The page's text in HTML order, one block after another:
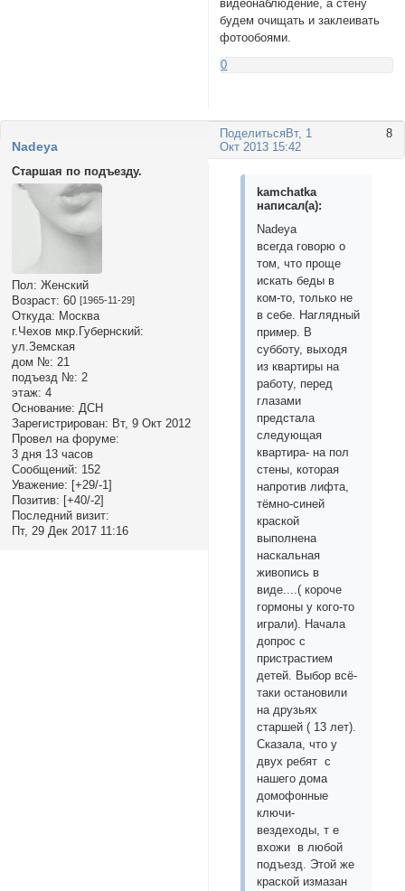
видеонаблюдение, а стену
будем очищать и заклеивать
фотообоями.
0
Поделиться 8
Вт, 1
Окт 2013 15:42
Nadeya
Старшая по подъезду.
Пол: Женский
Возраст: 60 [1965-11-29]
Откуда: Москва
г.Чехов мкр.Губернский:
ул.Земская
дом №: 21
подъезд №: 2
этаж: 4
Основание: ДСН
Зарегистрирован: Вт, 9 Окт 2012
Провел на форуме:
3 дня 13 часов
Сообщений: 152
Уважение: [+29/-1]
Позитив: [+40/-2]
Последний визит:
Пт, 29 Дек 2017 11:16
kamchatka
написал(а):
Nadeya
всегда говорю о
том, что проще
искать беды в
ком-то, только не
в себе. Наглядный
пример. В
субботу, выходя
из квартиры на
работу, перед
глазами
предстала
следующая
квартира- на пол
стены, которая
напротив лифта,
тёмно-синей
краской
выполнена
наскальная
живопись в
виде....( короче
гормоны у кого-то
играли). Начала
допрос с
пристрастием
детей. Выбор всё-
таки остановили
на друзьях
старшей ( 13 лет).
Сказала, что у
двух ребят с
нашего дома
домофонные
ключи-
вездеходы, т е
вхожи в любой
подъезд. Этой же
краской измазан